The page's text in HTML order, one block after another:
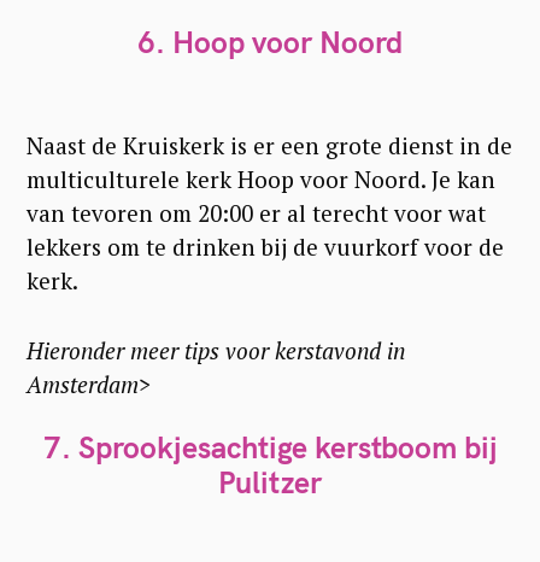
6. Hoop voor Noord
Naast de Kruiskerk is er een grote dienst in de
multiculturele kerk Hoop voor Noord. Je kan
van tevoren om 20:00 er al terecht voor wat
lekkers om te drinken bij de vuurkorf voor de
kerk.
Hieronder meer tips voor kerstavond in
Amsterdam>
7. Sprookjesachtige kerstboom bij
Pulitzer